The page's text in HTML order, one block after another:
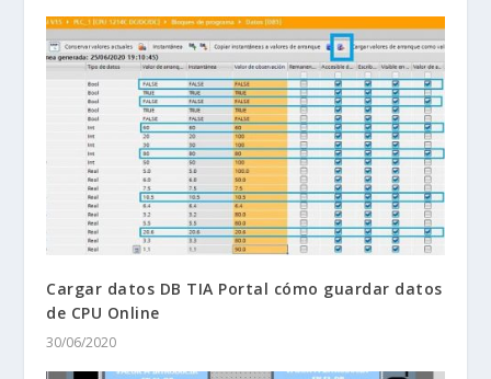
Cargar datos DB TIA Portal cómo guardar datos
de CPU Online
30/06/2020